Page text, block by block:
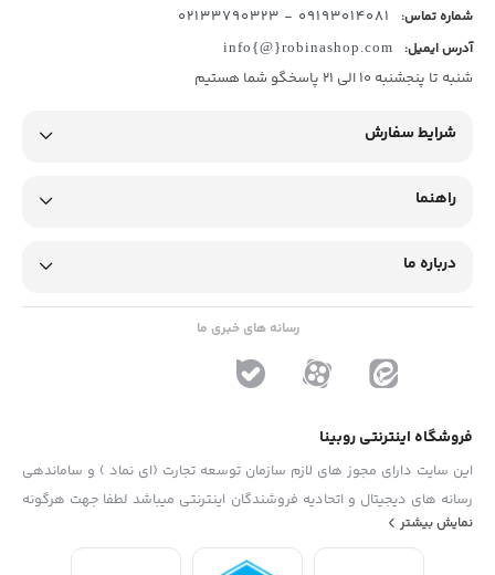
شماره تماس: 09193014081 - 02133790323
آدرس ایمیل: info{@}robinashop.com
شنبه تا پنجشنبه 10 الی 21 پاسخگو شما هستیم
شرایط سفارش
راهنما
درباره ما
رسانه های خبری ما
فروشگاه اینترنتی روبینا
این سایت دارای مجوز های لازم سازمان توسعه تجارت (ای نماد ) و ساماندهی
رسانه های دیجیتال و اتحادیه فروشندگان اینترنتی میباشد لطفا جهت هرگونه
پیشنهاد ، انتفاد و یا شکایات از فرم "تماس با ما" استفاده نمایید . تلفن های
نمایش بیشتر